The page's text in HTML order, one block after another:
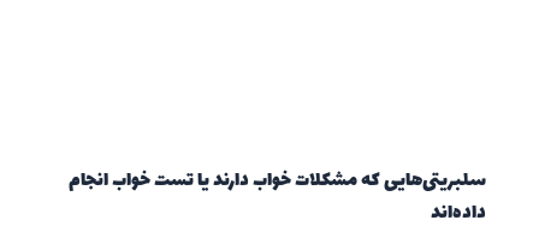
سلبریتی‌هایی که مشکلات خواب دارند یا تست خواب انجام
داده‌اند